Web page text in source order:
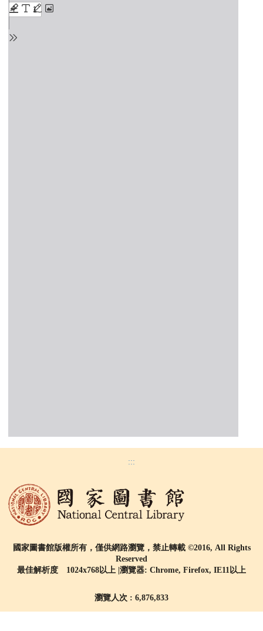
:::
國家圖書館版權所有，僅供網路瀏覽，禁止轉載 ©2016, All Rights
Reserved
最佳解析度 1024x768以上 |瀏覽器: Chrome, Firefox, IE11以上
瀏覽人次 : 6,876,833